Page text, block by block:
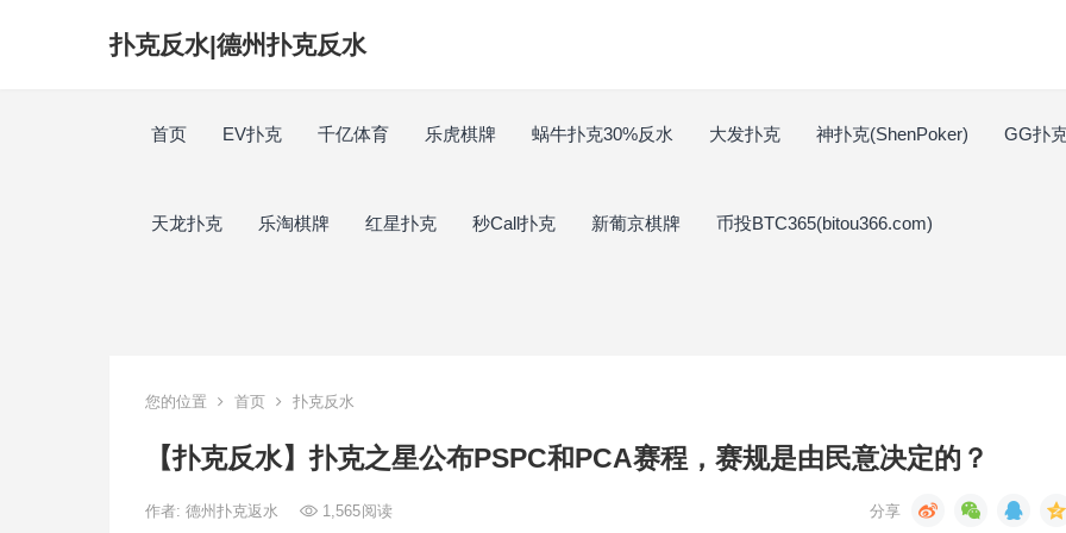
扑克反水|德州扑克反水
首页 EV扑克 千亿体育 乐虎棋牌 蜗牛扑克30%反水 大发扑克 神扑克(ShenPoker) GG扑
天龙扑克 乐淘棋牌 红星扑克 秒Call扑克 新葡京棋牌 币投BTC365(bitou366.com)
您的位置 首页 扑克反水
【扑克反水】扑克之星公布PSPC和PCA赛程，赛规是由民意决定的？
作者: 德州扑克返水 1,565阅读